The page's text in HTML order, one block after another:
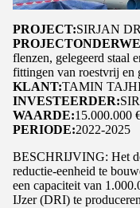
PROJECT:SIRJAN
flenzen, gelegeerd staal
fittingen van roestvrij en
KLANT:TAMIN
INVESTEERDER:
WAARDE:15.000.000
PERIODE:2022-2025
BESCHRIJVING: Het
reductie-eenheid te
een capaciteit van
IJzer (DRI) te